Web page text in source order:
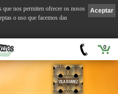
0
Aceptar
que nos permiten ofrecer os nosos
o uso que facemos das